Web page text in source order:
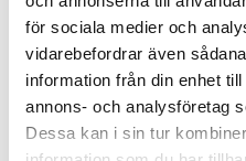
för sociala medier och
vidarebefordrar även
information från din enhet
annons- och analysföretag
Dessa kan i sin tur
exkl. moms: 148kr